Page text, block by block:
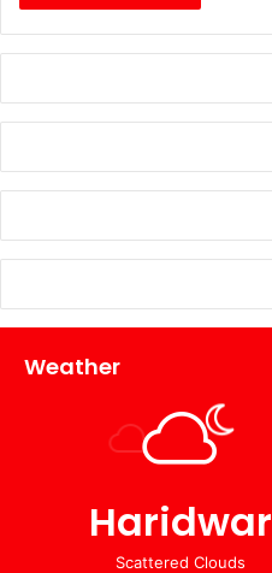
Weather
Haridwar
Scattered Clouds